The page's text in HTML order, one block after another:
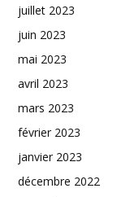
juillet 2023
juin 2023
mai 2023
avril 2023
mars 2023
février 2023
janvier 2023
décembre 2022